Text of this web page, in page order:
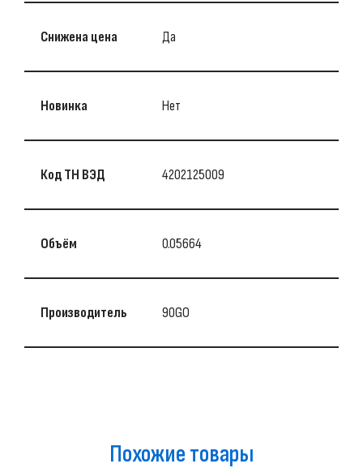
Снижена цена Да
Новинка Нет
Код ТН ВЭД 4202125009
Объём 0.05664
Производитель 90GO
Похожие товары